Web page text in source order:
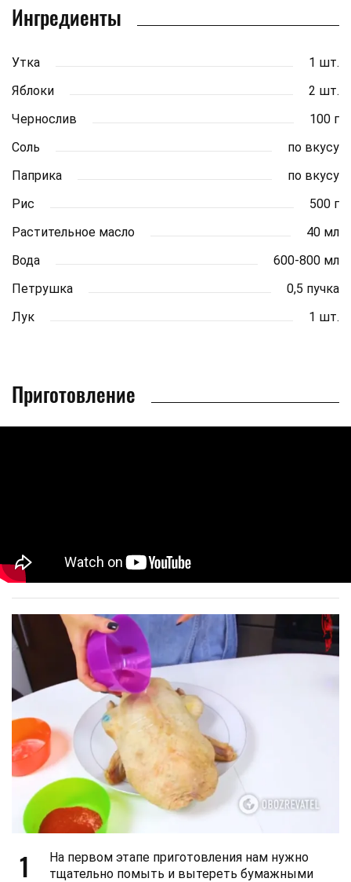
Ингредиенты
Утка
1 шт.
Яблоки
2 шт.
Чернослив
100 г
Соль
по вкусу
Паприка
по вкусу
Рис
500 г
Растительное масло
40 мл
Вода
600-800 мл
Петрушка
0,5 пучка
Лук
1 шт.
Приготовление
1
На первом этапе приготовления нам нужно
тщательно помыть и вытереть бумажными